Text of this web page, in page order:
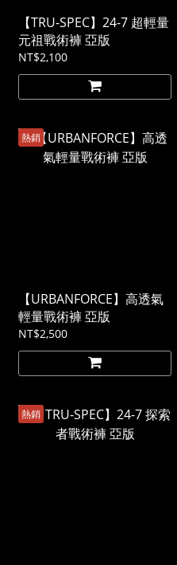
【TRU-SPEC】24-7 超輕量
元祖戰術褲 亞版
NT$2,100
熱銷
【URBANFORCE】高透氣
輕量戰術褲 亞版
NT$2,500
熱銷